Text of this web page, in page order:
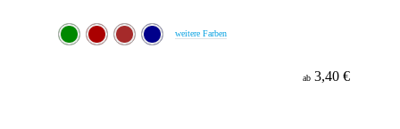
weitere Farben
ab 3,40 €